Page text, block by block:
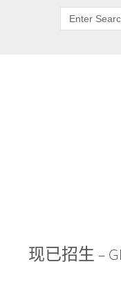
现已招生 –